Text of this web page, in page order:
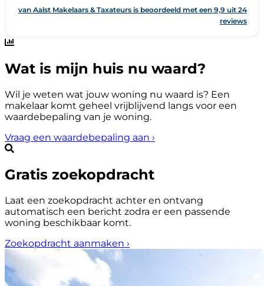
Wat is mijn huis nu waard?
Wil je weten wat jouw woning nu waard is? Een
makelaar komt geheel vrijblijvend langs voor een
waardebepaling van je woning.
Vraag een waardebepaling aan ›
Gratis zoekopdracht
Laat een zoekopdracht achter en ontvang
automatisch een bericht zodra er een passende
woning beschikbaar komt.
Zoekopdracht aanmaken ›